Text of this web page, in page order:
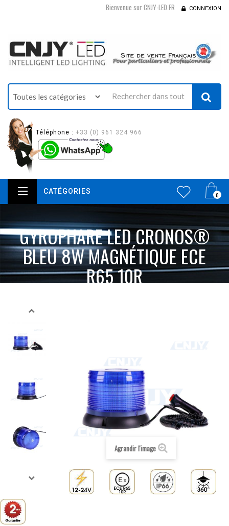
Bienvenue sur CNJY-LED.FR CONNEXION
Téléphone : +33 (0) 961 324 966
0
CATÉGORIES
GYROPHARE LED CRONOS®
BLEU 8W MAGNÉTIQUE ECE
R65 10R
Agrandir l'image